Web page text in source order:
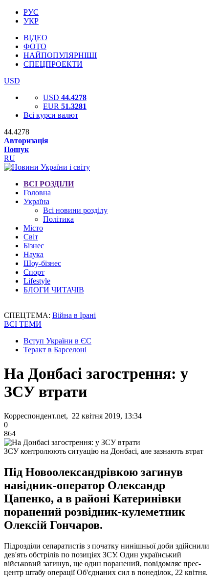
РУС
УКР
ВІДЕО
ФОТО
НАЙПОПУЛЯРНІШІ
СПЕЦПРОЕКТИ
USD
USD 44.4278
EUR 51.3281
Всі курси валют
44.4278
Авторизація
Пошук
RU
ВСІ РОЗДІЛИ
Головна
Україна
Всі новини розділу
Політика
Місто
Світ
Бізнес
Наука
Шоу-бізнес
Спорт
Lifestyle
БЛОГИ ЧИТАЧІВ
СПЕЦТЕМА: Війна в Ірані
ВСІ ТЕМИ
Вступ України в ЄС
Теракт в Барселоні
На Донбасі загострення: у
ЗСУ втрати
Корреспондент.net, 22 квітня 2019, 13:34
0
864
ЗСУ контролюють ситуацію на Донбасі, але зазнають втрат
Під Новоолександрівкою загинув
навідник-оператор Олександр
Цапенко, а в районі Катеринівки
поранений розвідник-кулеметник
Олексій Гончаров.
Підрозділи сепаратистів з початку нинішньої доби здійснили
дев'ять обстрілів по позиціях ЗСУ. Один український
військовий загинув, ще один поранений, повідомляє прес-
центр штабу операції Об'єднаних сил в понеділок, 22 квітня.